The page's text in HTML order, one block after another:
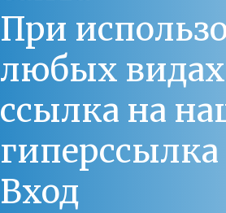
При
любых
ссылка на
Вход